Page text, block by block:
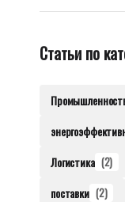
Статьи по
Логистика (2)
поставки (2)